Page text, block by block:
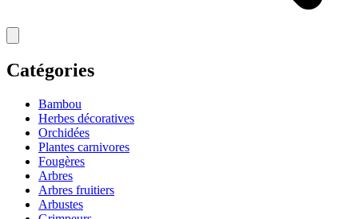
Catégories
Bambou
Herbes décoratives
Orchidées
Plantes carnivores
Fougères
Arbres
Arbres fruitiers
Arbustes